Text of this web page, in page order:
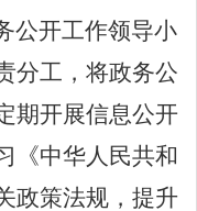
公开工作领导小
分工，将政务公
期开展信息公开
《中华人民共和
政策法规，提升